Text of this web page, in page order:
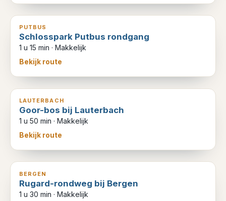
4km
PUTBUS
Schlosspark Putbus rondgang
1 u 15 min · Makkelijk
Bekijk route
6km
LAUTERBACH
Goor-bos bij Lauterbach
1 u 50 min · Makkelijk
Bekijk route
5km
BERGEN
Rugard-rondweg bij Bergen
1 u 30 min · Makkelijk